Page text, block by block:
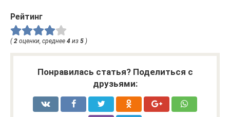
Рейтинг
( 2 оценки, среднее 4 из 5 )
Понравилась статья? Поделиться с
друзьями: